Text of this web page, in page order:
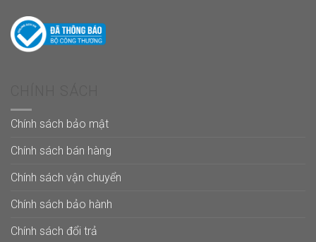
Chính sách bảo mật
Chính sách bán hàng
Chính sách vận chuyển
Chính sách bảo hành
Chính sách đổi trả